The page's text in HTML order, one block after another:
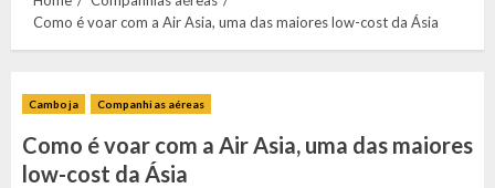
Como é voar com a Air Asia, uma das maiores low-cost da Ásia
Camboja Companhias aéreas
Como é voar com a Air Asia, uma das maiores
low-cost da Ásia